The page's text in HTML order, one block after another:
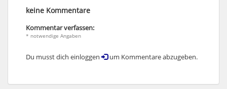
keine Kommentare
Kommentar verfassen:
* notwendige Angaben
Du musst dich einloggen um Kommentare abzugeben.